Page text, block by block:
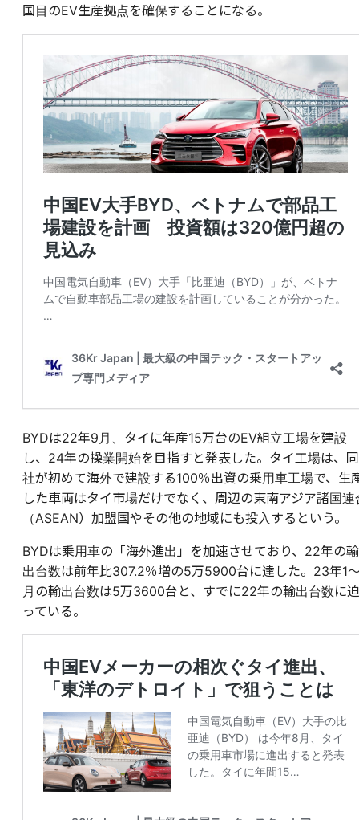
国目のEV生産拠点を確保することになる。
BYDは22年9月、タイに年産15万台のEV組立工場を建設
し、24年の操業開始を目指すと発表した。タイ工場は、同
社が初めて海外で建設する100％出資の乗用車工場で、生
した車両はタイ市場だけでなく、周辺の東南アジア諸国連
（ASEAN）加盟国やその他の地域にも投入するという。
BYDは乗用車の「海外進出」を加速させており、22年の輸
出台数は前年比307.2％増の5万5900台に達した。23年1
月の輸出台数は5万3600台と、すでに22年の輸出台数に迫
っている。